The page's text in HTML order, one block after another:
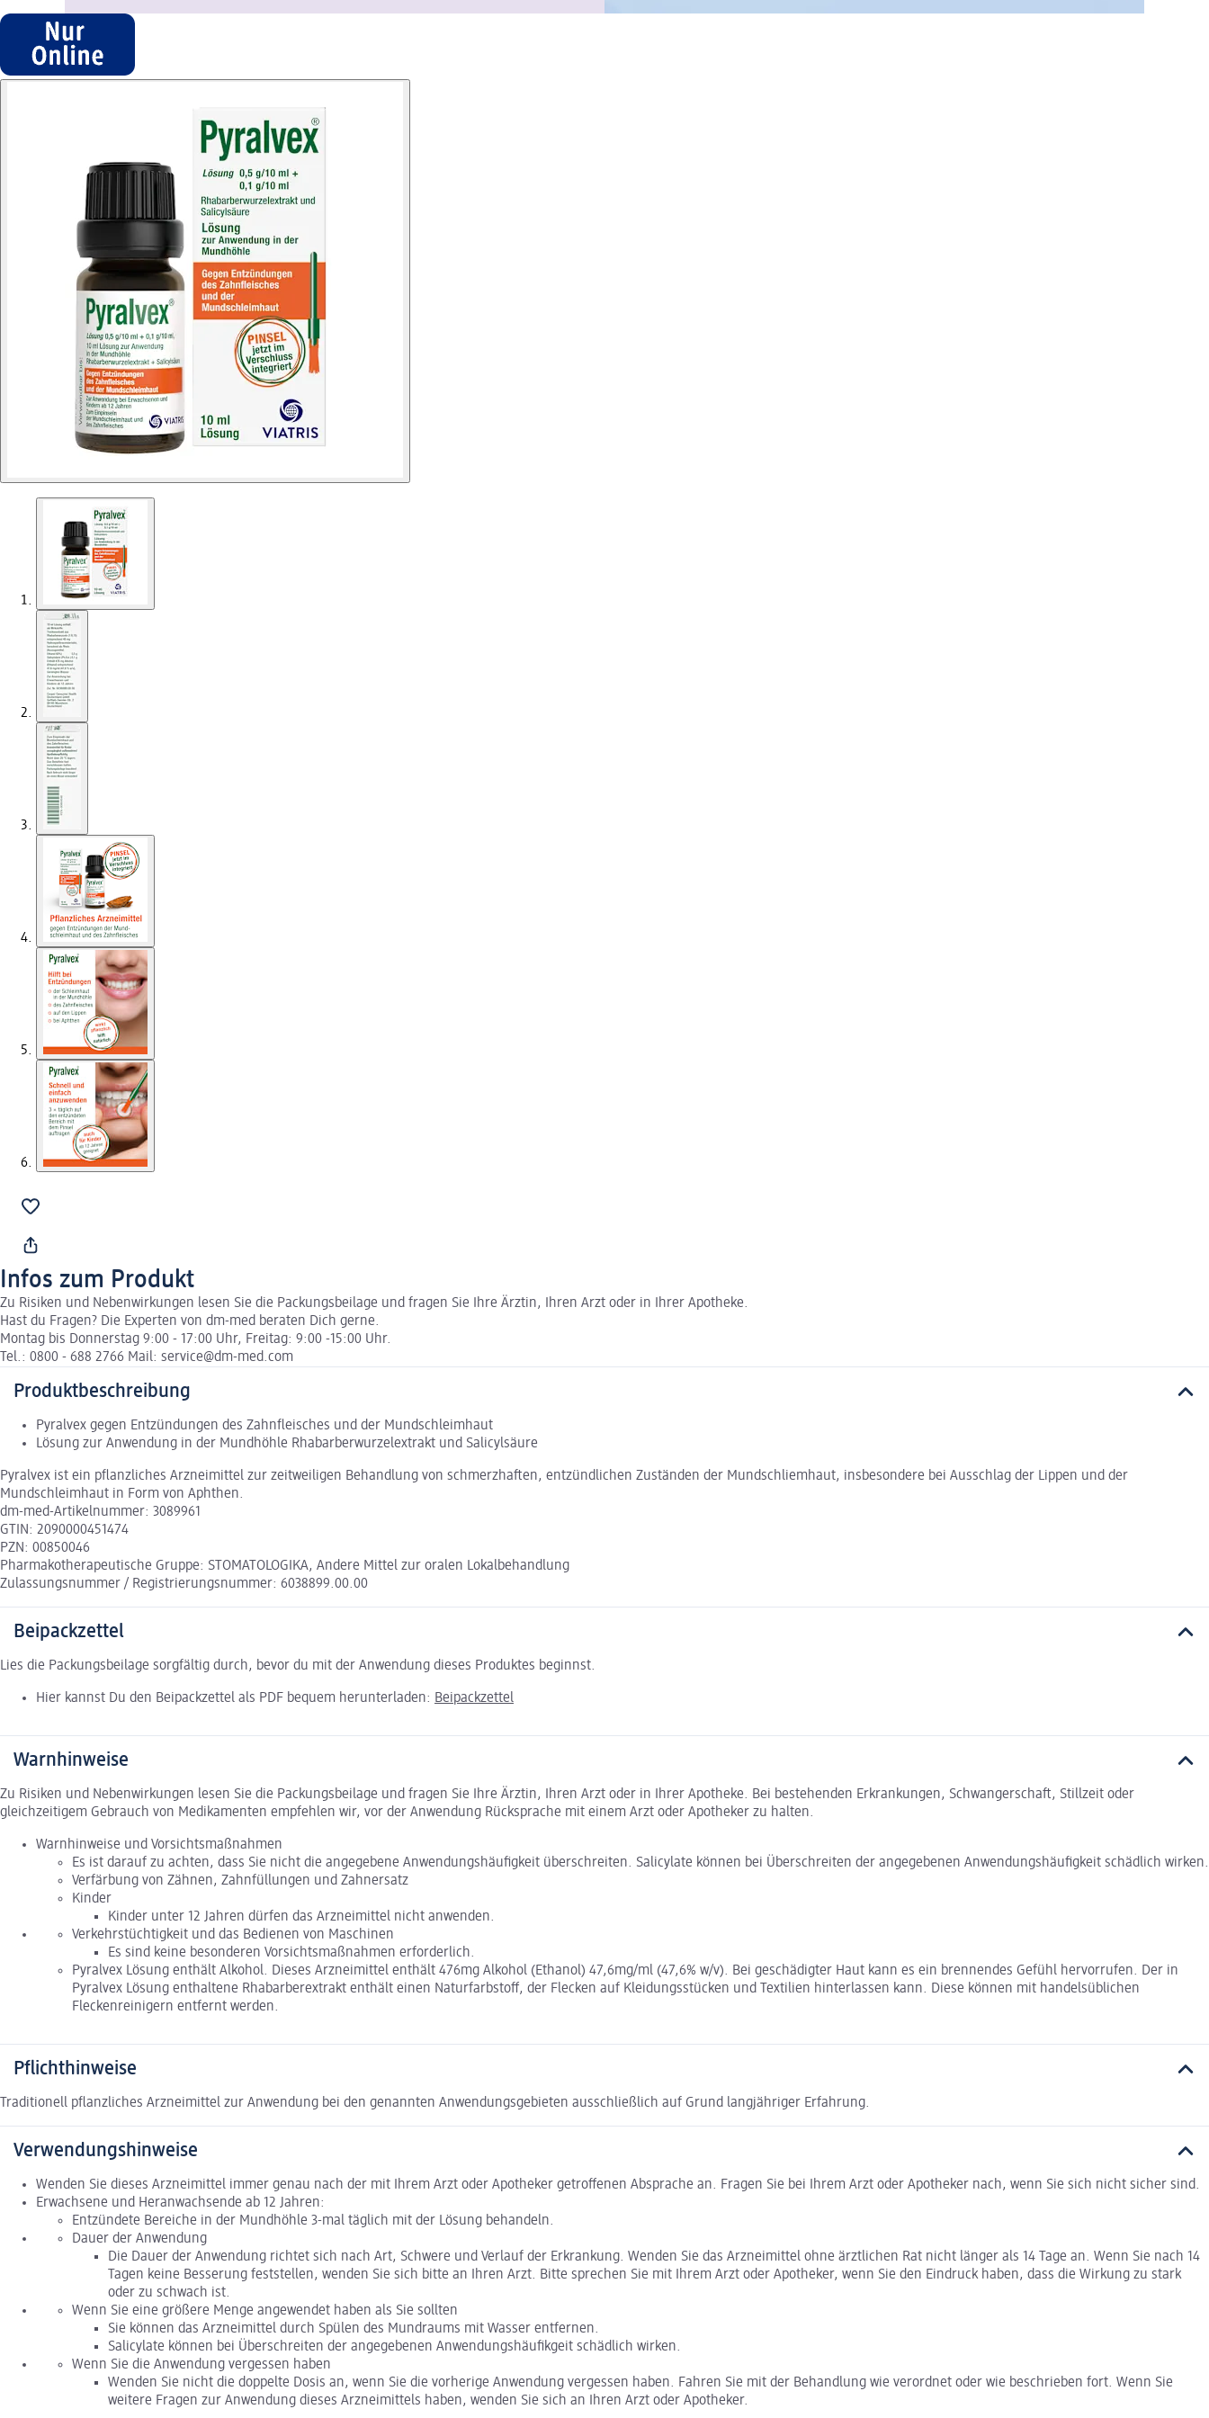
Infos zum Produkt
Zu Risiken und Nebenwirkungen lesen Sie die Packungsbeilage und fragen Sie Ihre Ärztin, Ihren Arzt oder in Ihrer Apotheke.
Hast du Fragen? Die Experten von dm-med beraten Dich gerne.
Montag bis Donnerstag 9:00 - 17:00 Uhr, Freitag: 9:00 -15:00 Uhr.
Tel.: 0800 - 688 2766 Mail: service@dm-med.com
Produktbeschreibung
Pyralvex gegen Entzündungen des Zahnfleisches und der Mundschleimhaut
Lösung zur Anwendung in der Mundhöhle Rhabarberwurzelextrakt und Salicylsäure
Pyralvex ist ein pflanzliches Arzneimittel zur zeitweiligen Behandlung von schmerzhaften, entzündlichen Zuständen der Mundschliemhaut, insbesondere bei Ausschlag der Lippen und der
Mundschleimhaut in Form von Aphthen.
dm-med-Artikelnummer: 3089961
GTIN: 2090000451474
PZN: 00850046
Pharmakotherapeutische Gruppe: STOMATOLOGIKA, Andere Mittel zur oralen Lokalbehandlung
Zulassungsnummer / Registrierungsnummer: 6038899.00.00
Beipackzettel
Lies die Packungsbeilage sorgfältig durch, bevor du mit der Anwendung dieses Produktes beginnst.
Hier kannst Du den Beipackzettel als PDF bequem herunterladen: Beipackzettel
Warnhinweise
Zu Risiken und Nebenwirkungen lesen Sie die Packungsbeilage und fragen Sie Ihre Ärztin, Ihren Arzt oder in Ihrer Apotheke. Bei bestehenden Erkrankungen, Schwangerschaft, Stillzeit oder
gleichzeitigem Gebrauch von Medikamenten empfehlen wir, vor der Anwendung Rücksprache mit einem Arzt oder Apotheker zu halten.
Warnhinweise und Vorsichtsmaßnahmen
Es ist darauf zu achten, dass Sie nicht die angegebene Anwendungshäufigkeit überschreiten. Salicylate können bei Überschreiten der angegebenen Anwendungshäufigkeit schädlich wirken.
Verfärbung von Zähnen, Zahnfüllungen und Zahnersatz
Kinder
Kinder unter 12 Jahren dürfen das Arzneimittel nicht anwenden.
Verkehrstüchtigkeit und das Bedienen von Maschinen
Es sind keine besonderen Vorsichtsmaßnahmen erforderlich.
Pyralvex Lösung enthält Alkohol. Dieses Arzneimittel enthält 476mg Alkohol (Ethanol) 47,6mg/ml (47,6% w/v). Bei geschädigter Haut kann es ein brennendes Gefühl hervorrufen. Der in
Pyralvex Lösung enthaltene Rhabarberextrakt enthält einen Naturfarbstoff, der Flecken auf Kleidungsstücken und Textilien hinterlassen kann. Diese können mit handelsüblichen
Fleckenreinigern entfernt werden.
Pflichthinweise
Traditionell pflanzliches Arzneimittel zur Anwendung bei den genannten Anwendungsgebieten ausschließlich auf Grund langjähriger Erfahrung.
Verwendungshinweise
Wenden Sie dieses Arzneimittel immer genau nach der mit Ihrem Arzt oder Apotheker getroffenen Absprache an. Fragen Sie bei Ihrem Arzt oder Apotheker nach, wenn Sie sich nicht sicher sind.
Erwachsene und Heranwachsende ab 12 Jahren:
Entzündete Bereiche in der Mundhöhle 3-mal täglich mit der Lösung behandeln.
Dauer der Anwendung
Die Dauer der Anwendung richtet sich nach Art, Schwere und Verlauf der Erkrankung. Wenden Sie das Arzneimittel ohne ärztlichen Rat nicht länger als 14 Tage an. Wenn Sie nach 14
Tagen keine Besserung feststellen, wenden Sie sich bitte an Ihren Arzt. Bitte sprechen Sie mit Ihrem Arzt oder Apotheker, wenn Sie den Eindruck haben, dass die Wirkung zu stark
oder zu schwach ist.
Wenn Sie eine größere Menge angewendet haben als Sie sollten
Sie können das Arzneimittel durch Spülen des Mundraums mit Wasser entfernen.
Salicylate können bei Überschreiten der angegebenen Anwendungshäufikgeit schädlich wirken.
Wenn Sie die Anwendung vergessen haben
Wenden Sie nicht die doppelte Dosis an, wenn Sie die vorherige Anwendung vergessen haben. Fahren Sie mit der Behandlung wie verordnet oder wie beschrieben fort. Wenn Sie
weitere Fragen zur Anwendung dieses Arzneimittels haben, wenden Sie sich an Ihren Arzt oder Apotheker.